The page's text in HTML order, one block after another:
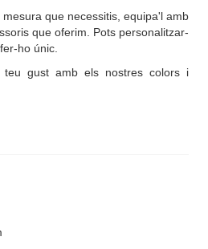
que necessitis, equipa'l amb
que oferim. Pots personalitzar-
ho únic.
teu gust amb els nostres colors i